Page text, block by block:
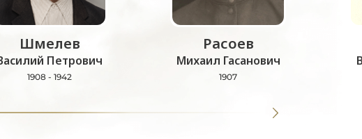
Шмелев
Петрович
1908 - 1942
Расоев
Михаил Гасанович
1907